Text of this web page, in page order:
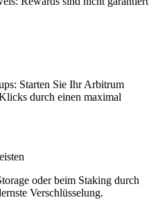
Starten Sie Ihr Arbitrum
durch einen maximal
oder beim Staking durch
Verschlüsselung.